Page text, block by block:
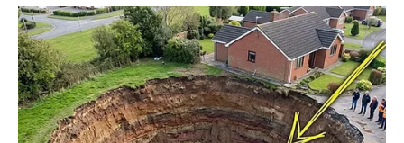
Osoba koja je nekada imala posebno mjesto u vašem srcu
mogla bi se vratiti u vaš život na način koji niste očekivali.
Moguće je javljanje, iskreno izvinjenje ili razgovor koji
otvara vrata novoj prilici.